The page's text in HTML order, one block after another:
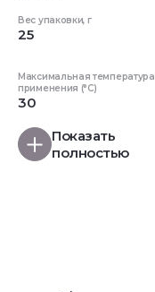
Вес упаковки, г
25
Максимальная температура
применения (°C)
30
Показать
полностью